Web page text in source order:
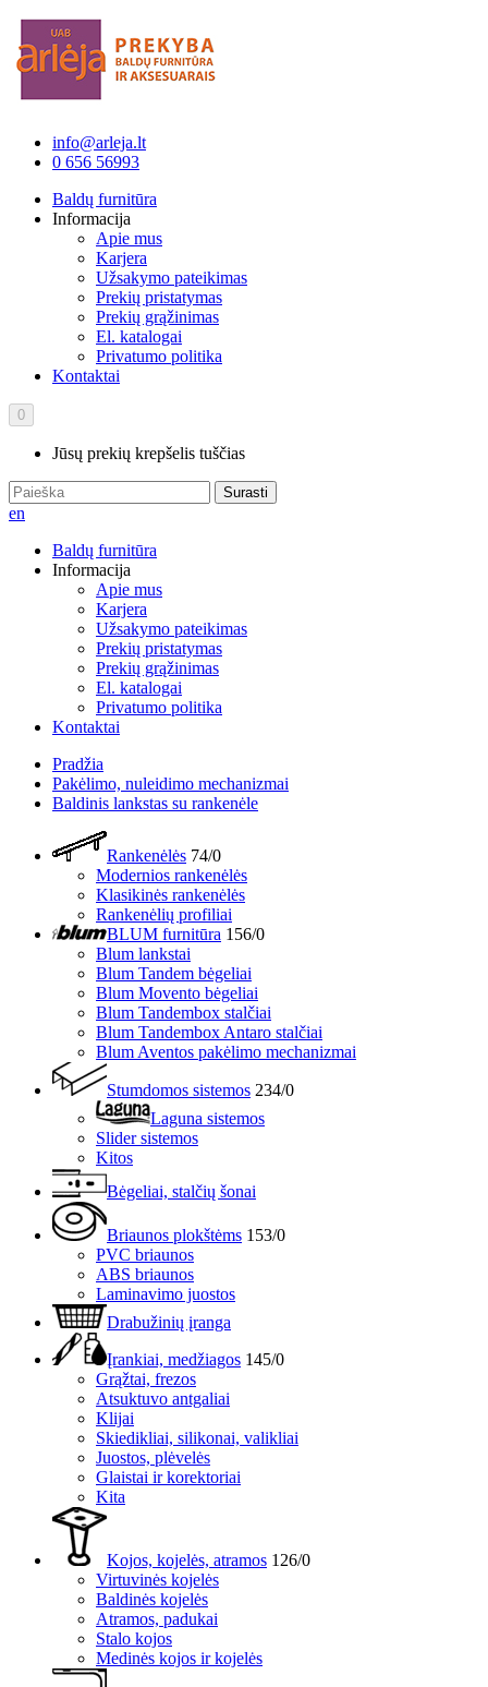
info@arleja.lt
0 656 56993
Baldų furnitūra
Informacija
Apie mus
Karjera
Užsakymo pateikimas
Prekių pristatymas
Prekių grąžinimas
El. katalogai
Privatumo politika
Kontaktai
0
Jūsų prekių krepšelis tuščias
Surasti
en
Baldų furnitūra
Informacija
Apie mus
Karjera
Užsakymo pateikimas
Prekių pristatymas
Prekių grąžinimas
El. katalogai
Privatumo politika
Kontaktai
Pradžia
Pakėlimo, nuleidimo mechanizmai
Baldinis lankstas su rankenėle
Rankenėlės 74/0
Modernios rankenėlės
Klasikinės rankenėlės
Rankenėlių profiliai
BLUM furnitūra 156/0
Blum lankstai
Blum Tandem bėgeliai
Blum Movento bėgeliai
Blum Tandembox stalčiai
Blum Tandembox Antaro stalčiai
Blum Aventos pakėlimo mechanizmai
Stumdomos sistemos 234/0
Laguna sistemos
Slider sistemos
Kitos
Bėgeliai, stalčių šonai
Briaunos plokštėms 153/0
PVC briaunos
ABS briaunos
Laminavimo juostos
Drabužinių įranga
Įrankiai, medžiagos 145/0
Grąžtai, frezos
Atsuktuvo antgaliai
Klijai
Skiedikliai, silikonai, valikliai
Juostos, plėvelės
Glaistai ir korektoriai
Kita
Kojos, kojelės, atramos 126/0
Virtuvinės kojelės
Baldinės kojelės
Atramos, padukai
Stalo kojos
Medinės kojos ir kojelės